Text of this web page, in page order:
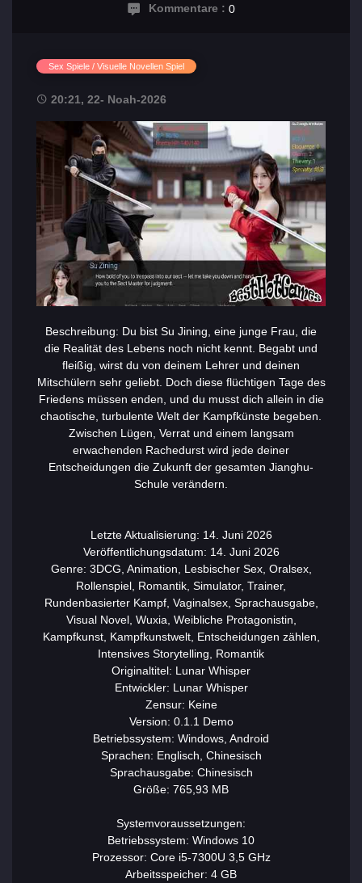
Kommentare : 0
Sex Spiele / Visuelle Novellen Spiel
20:21, 22- Noah-2026
Beschreibung: Du bist Su Jining, eine junge Frau, die
die Realität des Lebens noch nicht kennt. Begabt und
fleißig, wirst du von deinem Lehrer und deinen
Mitschülern sehr geliebt. Doch diese flüchtigen Tage des
Friedens müssen enden, und du musst dich allein in die
chaotische, turbulente Welt der Kampfkünste begeben.
Zwischen Lügen, Verrat und einem langsam
erwachenden Rachedurst wird jede deiner
Entscheidungen die Zukunft der gesamten Jianghu-
Schule verändern.
Letzte Aktualisierung: 14. Juni 2026
Veröffentlichungsdatum: 14. Juni 2026
Genre: 3DCG, Animation, Lesbischer Sex, Oralsex,
Rollenspiel, Romantik, Simulator, Trainer,
Rundenbasierter Kampf, Vaginalsex, Sprachausgabe,
Visual Novel, Wuxia, Weibliche Protagonistin,
Kampfkunst, Kampfkunstwelt, Entscheidungen zählen,
Intensives Storytelling, Romantik
Originaltitel: Lunar Whisper
Entwickler: Lunar Whisper
Zensur: Keine
Version: 0.1.1 Demo
Betriebssystem: Windows, Android
Sprachen: Englisch, Chinesisch
Sprachausgabe: Chinesisch
Größe: 765,93 MB
Systemvoraussetzungen:
Betriebssystem: Windows 10
Prozessor: Core i5-7300U 3,5 GHz
Arbeitsspeicher: 4 GB